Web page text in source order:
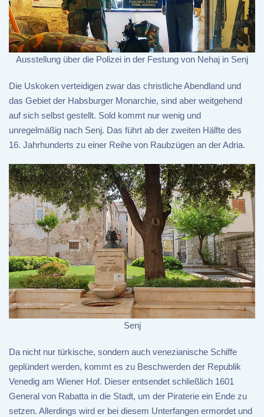
Ausstellung über die Polizei in der Festung von Nehaj in Senj
Die Uskoken verteidigen zwar das christliche Abendland und
das Gebiet der Habsburger Monarchie, sind aber weitgehend
auf sich selbst gestellt. Sold kommt nur wenig und
unregelmäßig nach Senj. Das führt ab der zweiten Hälfte des
16. Jahrhunderts zu einer Reihe von Raubzügen an der Adria.
Senj
Da nicht nur türkische, sondern auch venezianische Schiffe
geplündert werden, kommt es zu Beschwerden der Republik
Venedig am Wiener Hof. Dieser entsendet schließlich 1601
General von Rabatta in die Stadt, um der Piraterie ein Ende zu
setzen. Allerdings wird er bei diesem Unterfangen ermordet und